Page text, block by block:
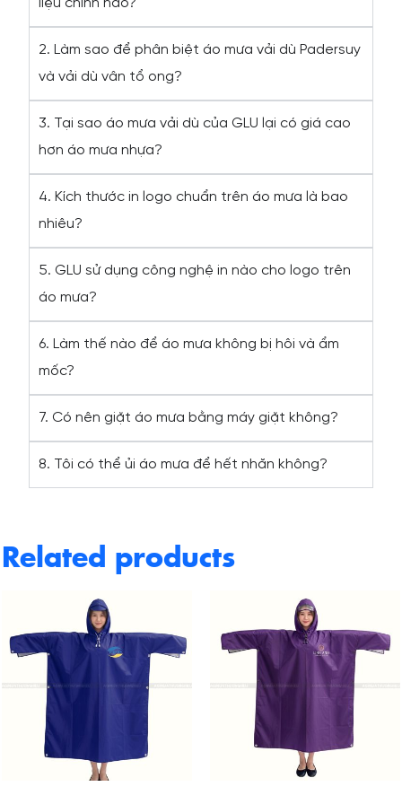
liệu chính nào?
2. Làm sao để phân biệt áo mưa vải dù Padersuy
và vải dù vân tổ ong?
3. Tại sao áo mưa vải dù của GLU lại có giá cao
hơn áo mưa nhựa?
4. Kích thước in logo chuẩn trên áo mưa là bao
nhiêu?
5. GLU sử dụng công nghệ in nào cho logo trên
áo mưa?
6. Làm thế nào để áo mưa không bị hôi và ẩm
mốc?
7. Có nên giặt áo mưa bằng máy giặt không?
8. Tôi có thể ủi áo mưa để hết nhăn không?
Related products